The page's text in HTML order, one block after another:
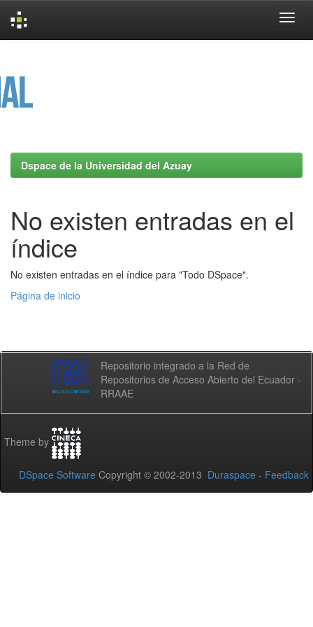
Dspace de la Universidad del Azuay
No existen entradas en el
índice
No existen entradas en el índice para "Todo DSpace".
Página de inicio
Repositorio integrado a la Red de
Repositorios de Acceso Abierto del Ecuador -
RRAAE
Theme by
DSpace Software Copyright © 2002-2013 Duraspace - Feedback